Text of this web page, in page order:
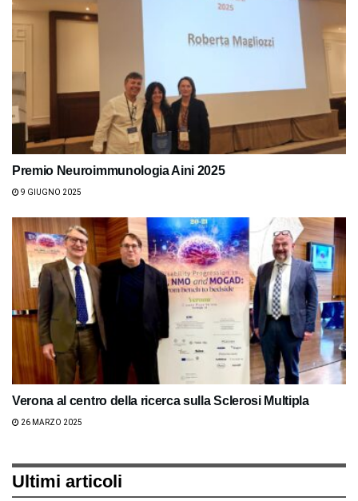
Premio Neuroimmunologia Aini 2025
9 GIUGNO 2025
Verona al centro della ricerca sulla Sclerosi Multipla
26 MARZO 2025
Ultimi articoli